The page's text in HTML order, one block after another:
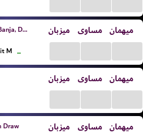
Doubles میزبان مساوی میهمان
...
میزبان مساوی میهمان
Draw میزبان مساوی میهمان